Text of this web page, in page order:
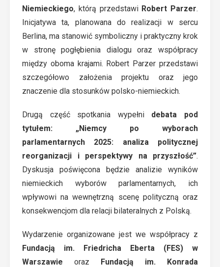
Niemieckiego, którą przedstawi Robert Parzer.
Inicjatywa ta, planowana do realizacji w sercu
Berlina, ma stanowić symboliczny i praktyczny krok
w stronę pogłębienia dialogu oraz współpracy
między oboma krajami. Robert Parzer przedstawi
szczegółowo założenia projektu oraz jego
znaczenie dla stosunków polsko-niemieckich.
Drugą część spotkania wypełni debata pod
tytułem: „Niemcy po wyborach
parlamentarnych 2025: analiza politycznej
reorganizacji i perspektywy na przyszłość”.
Dyskusja poświęcona będzie analizie wyników
niemieckich wyborów parlamentarnych, ich
wpływowi na wewnętrzną scenę polityczną oraz
konsekwencjom dla relacji bilateralnych z Polską.
Wydarzenie organizowane jest we współpracy z
Fundacją im. Friedricha Eberta (FES) w
Warszawie oraz Fundacją im. Konrada